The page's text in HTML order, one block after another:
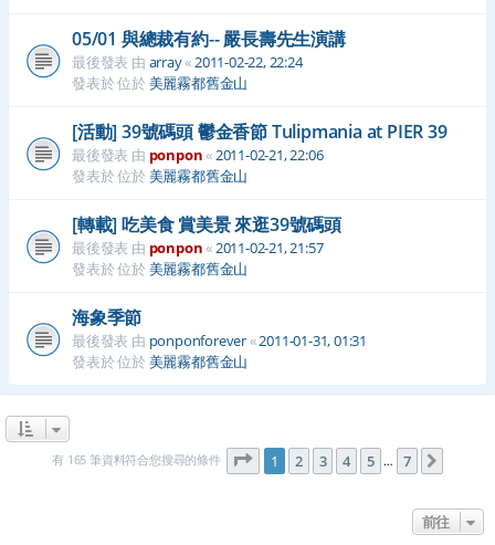
05/01 與總裁有約-- 嚴長壽先生演講
最後發表 由 array« 2011-02-22, 22:24
發表於 位於 美麗霧都舊金山
[活動] 39號碼頭 鬱金香節 Tulipmania at PIER 39
最後發表 由 ponpon« 2011-02-21, 22:06
發表於 位於 美麗霧都舊金山
[轉載] 吃美食 賞美景 來逛39號碼頭
最後發表 由 ponpon« 2011-02-21, 21:57
發表於 位於 美麗霧都舊金山
海象季節
最後發表 由 ponponforever«2011-01-31, 01:31
發表於 位於 美麗霧都舊金山
有 165 筆資料符合您搜尋的條件 1 頁 (共 7 頁)
1 2 3 4 5 … 7
前往